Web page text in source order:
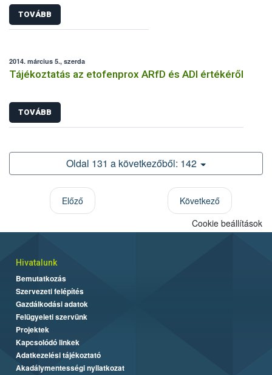
TOVÁBB
2014. március 5., szerda
Tájékoztatás az etofenprox ARfD és ADI értékéről
TOVÁBB
Oldal 131 a következőből: 142
Előző
Következő
Cookie beállítások
Hivatalunk
Bemutatkozás
Szervezeti felépítés
Gazdálkodási adatok
Felügyeleti szervünk
Projektek
Kapcsolódó linkek
Adatkezelési tájékoztató
Akadálymentességi nyilatkozat